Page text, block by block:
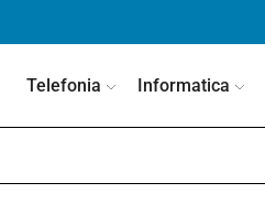
Telefonia Informatica